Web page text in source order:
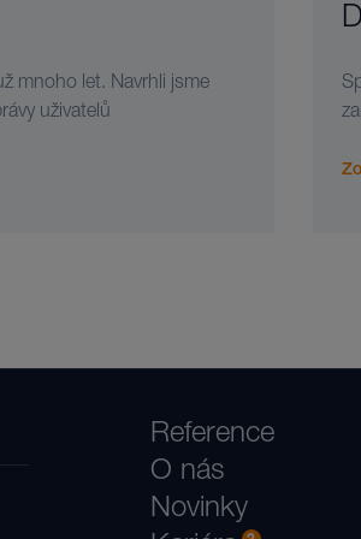
mnoho let. Navrhli jsme
uživatelů
Reference
O nás
Novinky